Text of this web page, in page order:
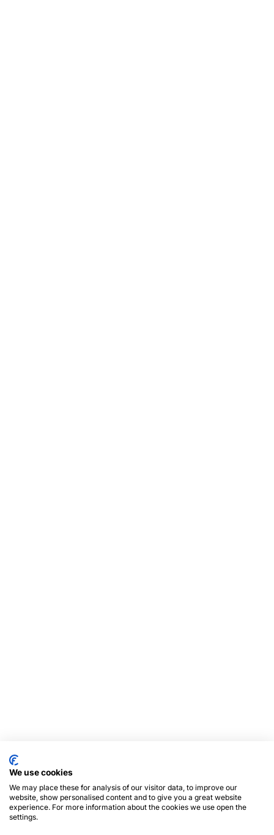
We use cookies
We may place these for analysis of our visitor data, to improve our
website, show personalised content and to give you a great website
experience. For more information about the cookies we use open the
settings.